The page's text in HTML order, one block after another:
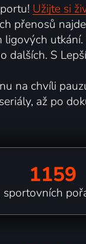
Užijte si
přenosů
S
na chvíli
až po
1159
sportovních